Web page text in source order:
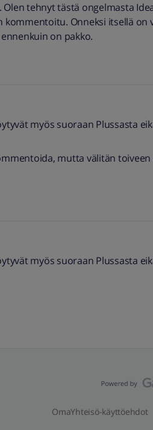
Olen tehnyt tästä ongelmasta
kommentoitu. Onneksi itsellä on
on pakko.
myös suoraan Plussasta
mutta välitän toiveen
myös suoraan Plussasta
OmaYhteisö-käyttöehdot